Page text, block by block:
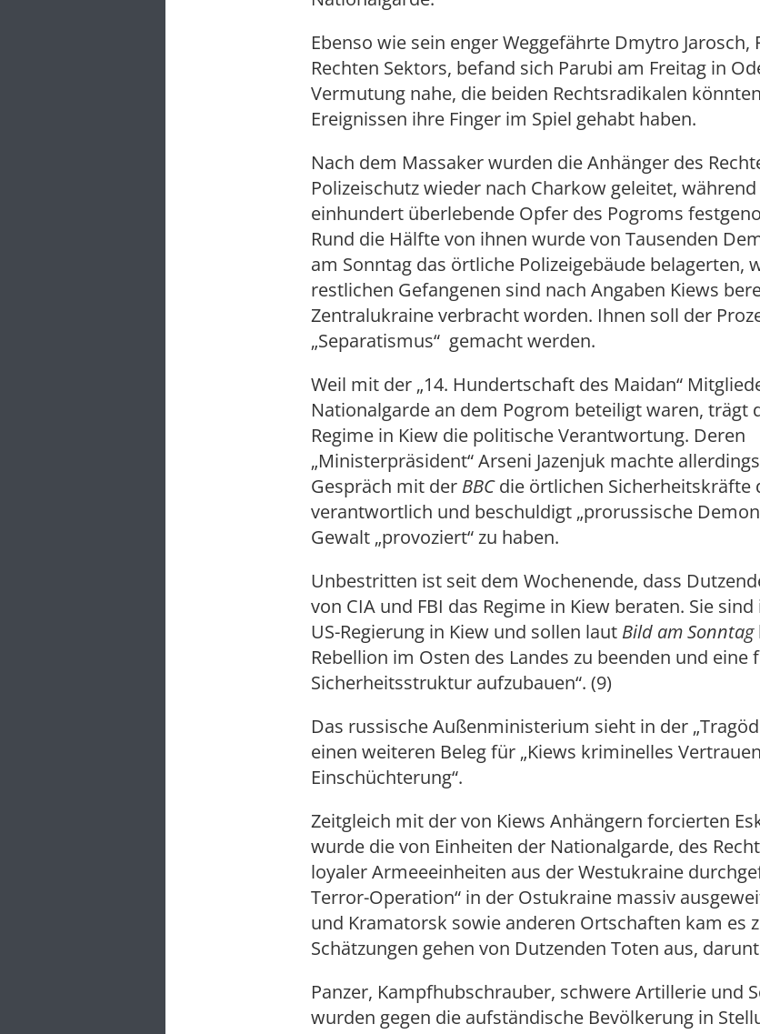
Ebenso wie sein enger Weggefährte Dmytro Jarosch,
Rechten Sektors, befand sich Parubi am Freitag in
Vermutung nahe, die beiden Rechtsradikalen
Ereignissen ihre Finger im Spiel gehabt haben.
Nach dem Massaker wurden die Anhänger des
Polizeischutz wieder nach Charkow geleitet,
einhundert überlebende Opfer des Pogroms
Rund die Hälfte von ihnen wurde von Tausenden
am Sonntag das örtliche Polizeigebäude belagerten,
restlichen Gefangenen sind nach Angaben Kiews
Zentralukraine verbracht worden. Ihnen soll der
„Separatismus“ gemacht werden.
Weil mit der „14. Hundertschaft des Maidan“
Nationalgarde an dem Pogrom beteiligt waren, trägt
Regime in Kiew die politische Verantwortung. Deren
„Ministerpräsident“ Arseni Jazenjuk machte
Gespräch mit der BBCdie örtlichen Sicherheitskräfte
verantwortlich und beschuldigt „prorussische
Gewalt „provoziert“ zu haben.
Unbestritten ist seit dem Wochenende, dass
von CIA und FBI das Regime in Kiew beraten. Sie
US-Regierung in Kiew und sollen laut Bild am Sonntag
Rebellion im Osten des Landes zu beenden und
Sicherheitsstruktur aufzubauen“. (9)
Das russische Außenministerium sieht in der
einen weiteren Beleg für „Kiews kriminelles
Einschüchterung“.
Zeitgleich mit der von Kiews Anhängern forcierten
wurde die von Einheiten der Nationalgarde, des
loyaler Armeeeinheiten aus der Westukraine
Terror-Operation“ in der Ostukraine massiv
und Kramatorsk sowie anderen Ortschaften kam es
Schätzungen gehen von Dutzenden Toten aus,
Panzer, Kampfhubschrauber, schwere Artillerie und
wurden gegen die aufständische Bevölkerung in